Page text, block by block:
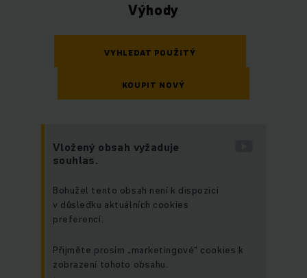
Výhody
VYHLEDAT POUŽITÝ
KOUPIT NOVÝ
Vložený obsah vyžaduje
souhlas.
Bohužel tento obsah není k dispozici
v důsledku aktuálních cookies
preferencí.
Přijměte prosím „marketingové“ cookies k
zobrazení tohoto obsahu.